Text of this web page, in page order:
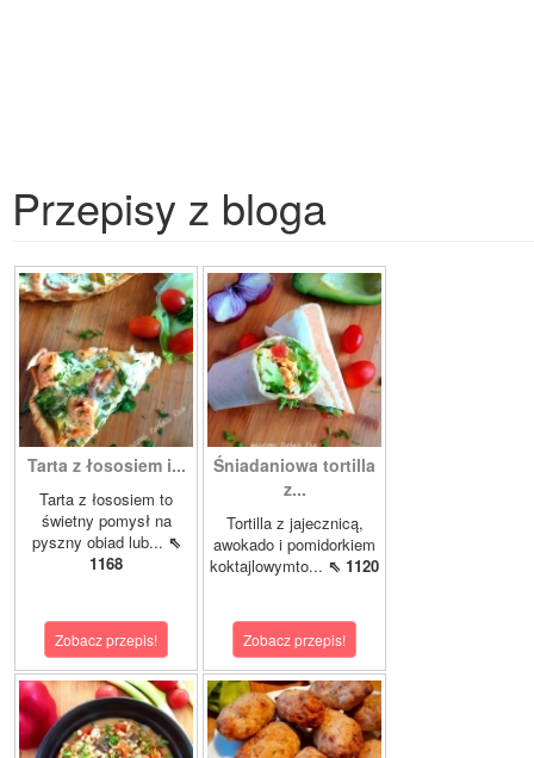
Przepisy z bloga
Tarta z łososiem i...
Tarta z łososiem to
świetny pomysł na
pyszny obiad lub... ⇖
1168
Zobacz przepis!
Śniadaniowa tortilla
z...
Tortilla z jajecznicą,
awokado i pomidorkiem
koktajlowymto... ⇖ 1120
Zobacz przepis!